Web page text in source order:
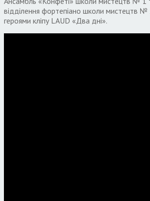
відділення фортепіано школи мистецтв
героями кліпу LAUD «Два дні».